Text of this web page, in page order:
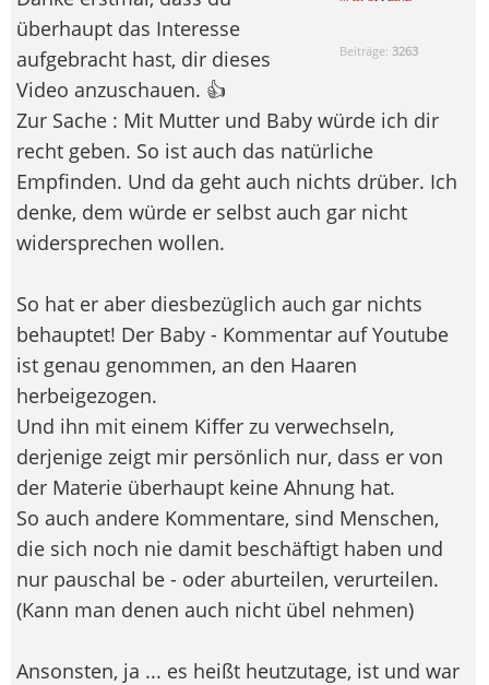
Beiträge: 3263
überhaupt das Interesse
aufgebracht hast, dir dieses
Video anzuschauen. 👍
Zur Sache : Mit Mutter und Baby würde ich dir
recht geben. So ist auch das natürliche
Empfinden. Und da geht auch nichts drüber. Ich
denke, dem würde er selbst auch gar nicht
widersprechen wollen.
So hat er aber diesbezüglich auch gar nichts
behauptet! Der Baby - Kommentar auf Youtube
ist genau genommen, an den Haaren
herbeigezogen.
Und ihn mit einem Kiffer zu verwechseln,
derjenige zeigt mir persönlich nur, dass er von
der Materie überhaupt keine Ahnung hat.
So auch andere Kommentare, sind Menschen,
die sich noch nie damit beschäftigt haben und
nur pauschal be - oder aburteilen, verurteilen.
(Kann man denen auch nicht übel nehmen)
Ansonsten, ja ... es heißt heutzutage, ist und war